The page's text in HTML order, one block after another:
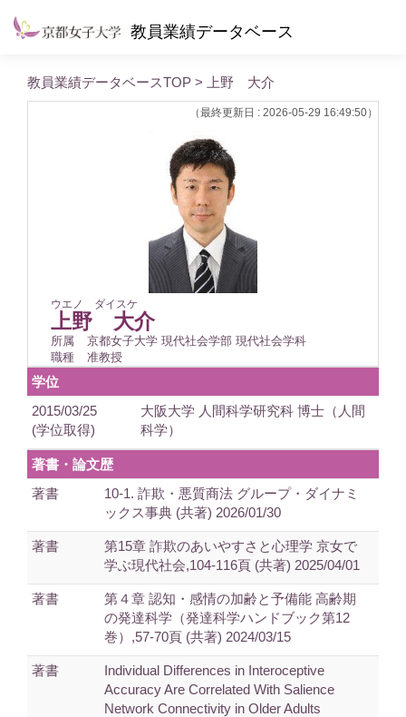
教員業績データベース
教員業績データベースTOP > 上野 大介
（最終更新日 : 2026-05-29 16:49:50）
ウエノ ダイスケ
上野 大介
所属
京都女子大学 現代社会学部 現代社会学科
職種
准教授
学位
2015/03/25
(学位取得)
大阪大学 人間科学研究科 博士（人間
科学）
著書・論文歴
著書
10-1. 詐欺・悪質商法 グループ・ダイナミ
ックス事典 (共著) 2026/01/30
著書
第15章 詐欺のあいやすさと心理学 京女で
学ぶ現代社会,104-116頁 (共著) 2025/04/01
著書
第４章 認知・感情の加齢と予備能 高齢期
の発達科学（発達科学ハンドブック第12
巻）,57-70頁 (共著) 2024/03/15
著書
Individual Differences in Interoceptive
Accuracy Are Correlated With Salience
Network Connectivity in Older Adults